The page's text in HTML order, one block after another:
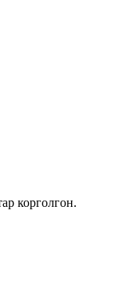
корголгон.